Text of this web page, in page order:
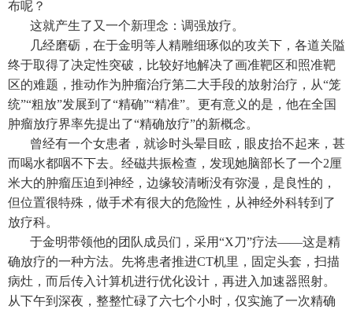
布呢？
这就产生了又一个新理念：调强放疗。
几经磨砺，在于金明等人精雕细琢似的攻关下，各道关隘
终于取得了决定性突破，比较好地解决了画准靶区和照准靶
区的难题，推动作为肿瘤治疗第二大手段的放射治疗，从“笼
统”“粗放”发展到了“精确”“精准”。更有意义的是，他在全国
肿瘤放疗界率先提出了“精确放疗”的新概念。
曾经有一个女患者，就诊时头晕目眩，眼皮抬不起来，甚
而喝水都咽不下去。经磁共振检查，发现她脑部长了一个2厘
米大的肿瘤压迫到神经，边缘较清晰没有弥漫，是良性的，
但位置很特殊，做手术有很大的危险性，从神经外科转到了
放疗科。
于金明带领他的团队成员们，采用“X刀”疗法——这是精
确放疗的一种方法。先将患者推进CT机里，固定头套，扫描
病灶，而后传入计算机进行优化设计，再进入加速器照射。
从下午到深夜，整整忙碌了六七个小时，仅实施了一次精确